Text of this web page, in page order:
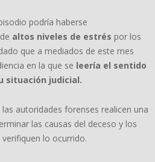
podría haberse
altos niveles de estrés por los
que a mediados de este mes
en la que se leería el sentido
situación judicial.
autoridades forenses realicen una
las causas del deceso y los
lo ocurrido.